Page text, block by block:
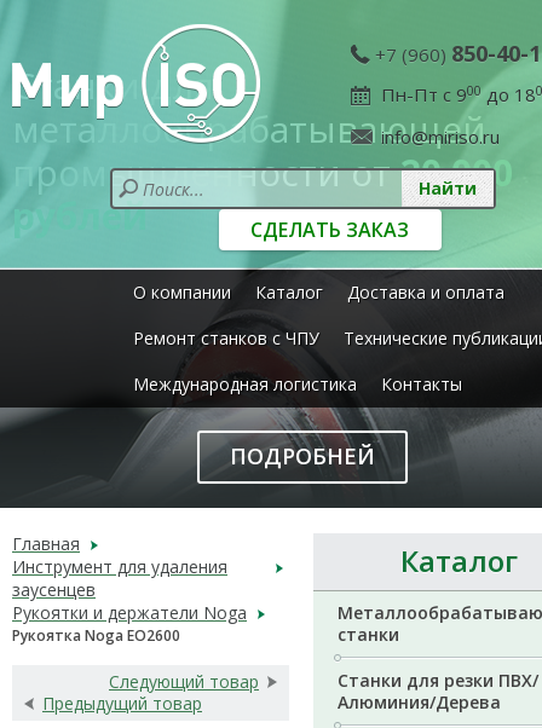
+7 (960) 850-40-
Пн-Пт с 900до 18
info@miriso.ru
СДЕЛАТЬ ЗАКАЗ
О компании Каталог
Доставка и оплата
Ремонт станков с ЧПУ
Технические
Международная логистика
Контакты
Станки для
металлообрабатывающей
промышленности от20 000
рублей
ПОДРОБНЕЙ
Главная
Инструмент для удаления
заусенцев
Рукоятки и держатели Noga
Рукоятка Noga EO2600
Следующий товар
Предыдущий товар
Каталог
станки
Станки для резки ПВХ/
Алюминия/Дерева